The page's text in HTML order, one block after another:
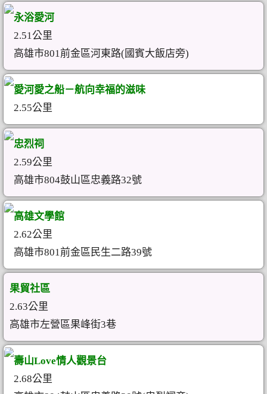
永浴愛河
2.51公里
高雄市801前金區河東路(國賓大飯店旁)
愛河愛之船－航向幸福的滋味
2.55公里
忠烈祠
2.59公里
高雄市804鼓山區忠義路32號
高雄文學館
2.62公里
高雄市801前金區民生二路39號
果貿社區
2.63公里
高雄市左營區果峰街3巷
壽山Love情人觀景台
2.68公里